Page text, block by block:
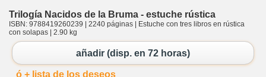
Trilogía Nacidos de la Bruma - estuche rústica
ISBN: 9788419260239 | 2240 páginas | Estuche con tres libros en rústica
con solapas | 2.90 kg
añadir (disp. en 72 horas)
ó + lista de los deseos